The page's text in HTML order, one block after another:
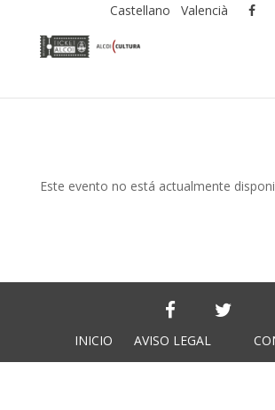
Castellano Valencià
Este evento no está actualmente
INICIO AVISO LEGAL